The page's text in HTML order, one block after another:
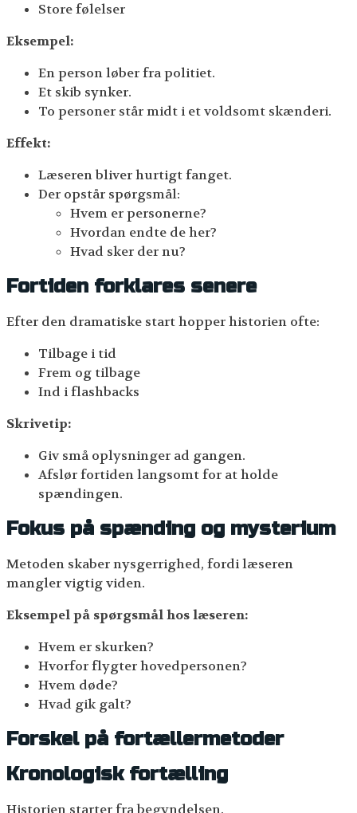
Store følelser
Eksempel:
En person løber fra politiet.
Et skib synker.
To personer står midt i et voldsomt skænderi.
Effekt:
Læseren bliver hurtigt fanget.
Der opstår spørgsmål:
Hvem er personerne?
Hvordan endte de her?
Hvad sker der nu?
Fortiden forklares senere
Efter den dramatiske start hopper historien ofte:
Tilbage i tid
Frem og tilbage
Ind i flashbacks
Skrivetip:
Giv små oplysninger ad gangen.
Afslør fortiden langsomt for at holde
spændingen.
Fokus på spænding og mysterium
Metoden skaber nysgerrighed, fordi læseren
mangler vigtig viden.
Eksempel på spørgsmål hos læseren:
Hvem er skurken?
Hvorfor flygter hovedpersonen?
Hvem døde?
Hvad gik galt?
Forskel på fortællermetoder
Kronologisk fortælling
Historien starter fra begyndelsen.